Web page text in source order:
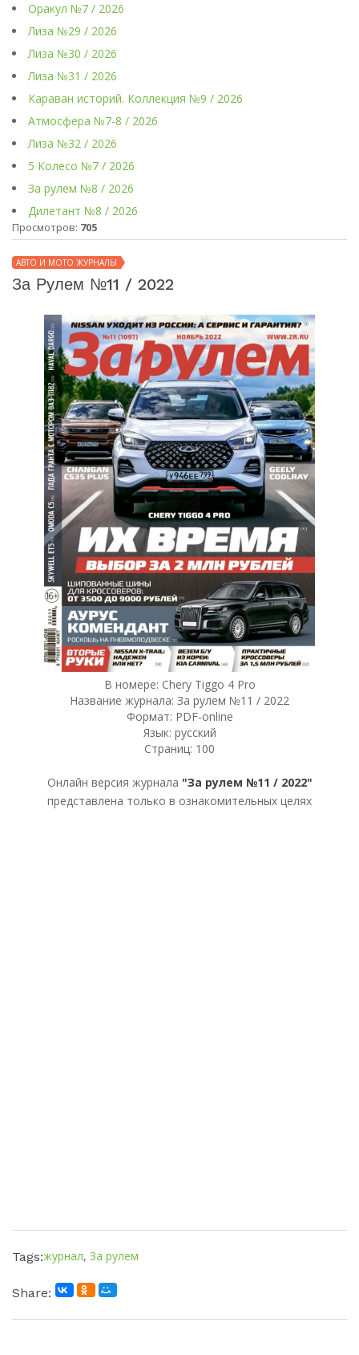
Оракул №7 / 2026
Лиза №29 / 2026
Лиза №30 / 2026
Лиза №31 / 2026
Караван историй. Коллекция №9 / 2026
Атмосфера №7-8 / 2026
Лиза №32 / 2026
5 Колесо №7 / 2026
За рулем №8 / 2026
Дилетант №8 / 2026
Просмотров: 705
АВТО И МОТО ЖУРНАЛЫ
За Рулем №11 / 2022
В номере: Chery Tiggo 4 Pro
Название журнала: За рулем №11 / 2022
Формат: PDF-online
Язык: русский
Страниц: 100
Онлайн версия журнала "За рулем №11 / 2022"
представлена только в ознакомительных целях
Tags:журнал, За рулем
Share: